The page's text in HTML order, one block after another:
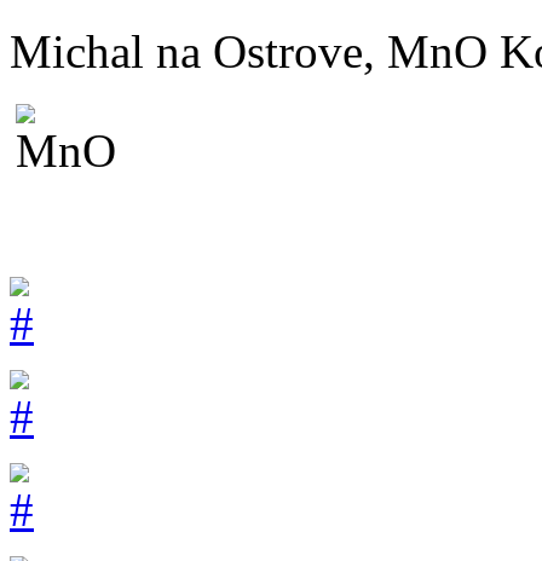
Michal na Ostrove, MnO